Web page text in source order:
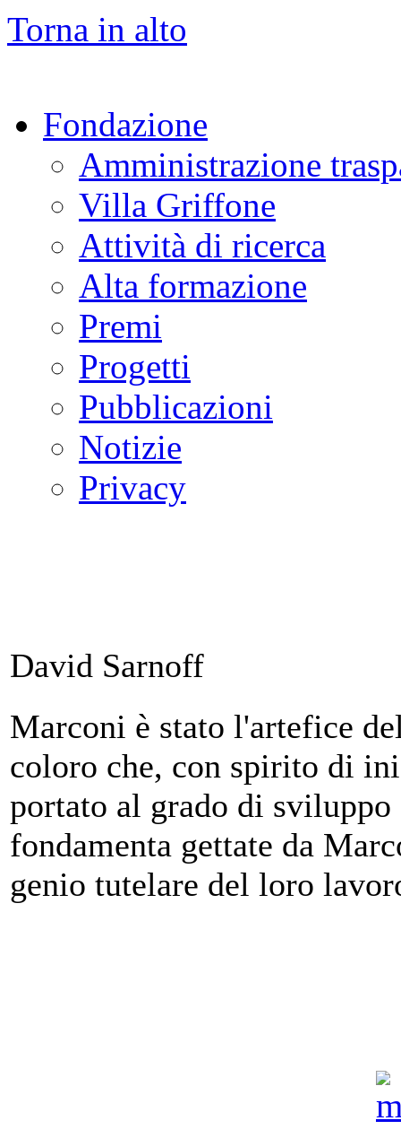
Torna in alto
Fondazione
Amministrazione
Villa Griffone
Attività di ricerca
Alta formazione
Premi
Progetti
Pubblicazioni
Notizie
Privacy
David Sarnoff
Marconi è stato l'artefice
coloro che, con spirito di
portato al grado di
fondamenta gettate da
genio tutelare del loro